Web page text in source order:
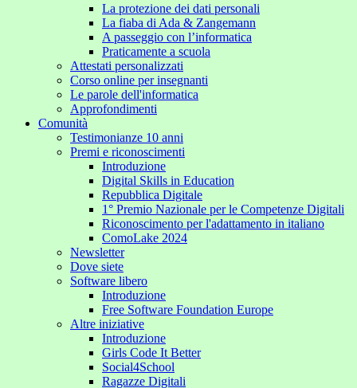
La protezione dei dati personali
La fiaba di Ada & Zangemann
A passeggio con l’informatica
Praticamente a scuola
Attestati personalizzati
Corso online per insegnanti
Le parole dell'informatica
Approfondimenti
Comunità
Testimonianze 10 anni
Premi e riconoscimenti
Introduzione
Digital Skills in Education
Repubblica Digitale
1° Premio Nazionale per le Competenze Digitali
Riconoscimento per l'adattamento in italiano
ComoLake 2024
Newsletter
Dove siete
Software libero
Introduzione
Free Software Foundation Europe
Altre iniziative
Introduzione
Girls Code It Better
Social4School
Ragazze Digitali